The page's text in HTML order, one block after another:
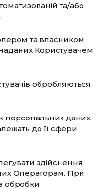
та/або
та власником
Користувачем
обробляються
персональних даних,
до її сфери
здійснення
Операторам. При
обробки